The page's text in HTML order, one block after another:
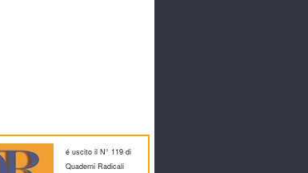
é uscito il N° 119 di
Quaderni Radicali